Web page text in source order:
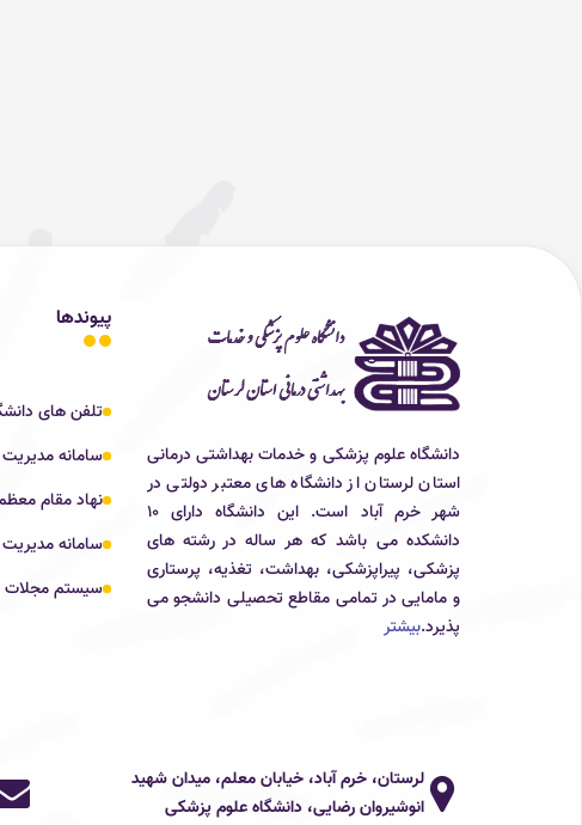
دانشگاه علوم پزشکی و خدمات بهداشتی درمانی
استان لرستان از دانشگاه های معتبر دولتی در
شهر خرم آباد است. این دانشگاه دارای 10
دانشکده می باشد که هر ساله در رشته های
پزشکی، پیراپزشکی، بهداشت، تغذیه، پرستاری
و مامایی در تمامی مقاطع تحصیلی دانشجو می
پذیرد.بیشتر
پیوندها
تلفن های
سامانه
نهاد مقام
سامانه
سیستم مجلات
لرستان، خرم آباد، خیابان معلم، میدان شهید
انوشیروان رضایی، دانشگاه علوم پزشکی